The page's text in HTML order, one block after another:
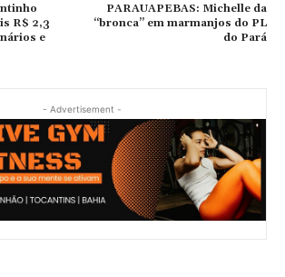
R$ 2,3
e
PARAUAPEBAS: Michelle da
“bronca” em marmanjos do PL
do Pará
- Advertisement -